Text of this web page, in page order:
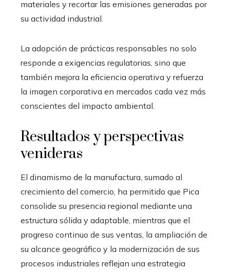
materiales y recortar las emisiones generadas por
su actividad industrial.
La adopción de prácticas responsables no solo
responde a exigencias regulatorias, sino que
también mejora la eficiencia operativa y refuerza
la imagen corporativa en mercados cada vez más
conscientes del impacto ambiental.
Resultados y perspectivas
venideras
El dinamismo de la manufactura, sumado al
crecimiento del comercio, ha permitido que Pica
consolide su presencia regional mediante una
estructura sólida y adaptable, mientras que el
progreso continuo de sus ventas, la ampliación de
su alcance geográfico y la modernización de sus
procesos industriales reflejan una estrategia